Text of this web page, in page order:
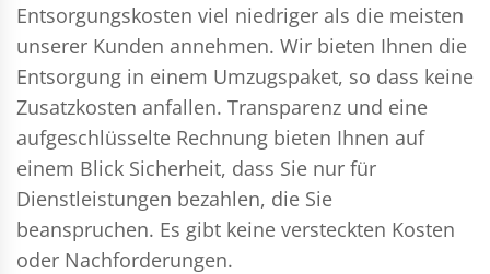
Entsorgungskosten viel niedriger als die meisten
unserer Kunden annehmen. Wir bieten Ihnen die
Entsorgung in einem Umzugspaket, so dass keine
Zusatzkosten anfallen. Transparenz und eine
aufgeschlüsselte Rechnung bieten Ihnen auf
einem Blick Sicherheit, dass Sie nur für
Dienstleistungen bezahlen, die Sie
beanspruchen. Es gibt keine versteckten Kosten
oder Nachforderungen.